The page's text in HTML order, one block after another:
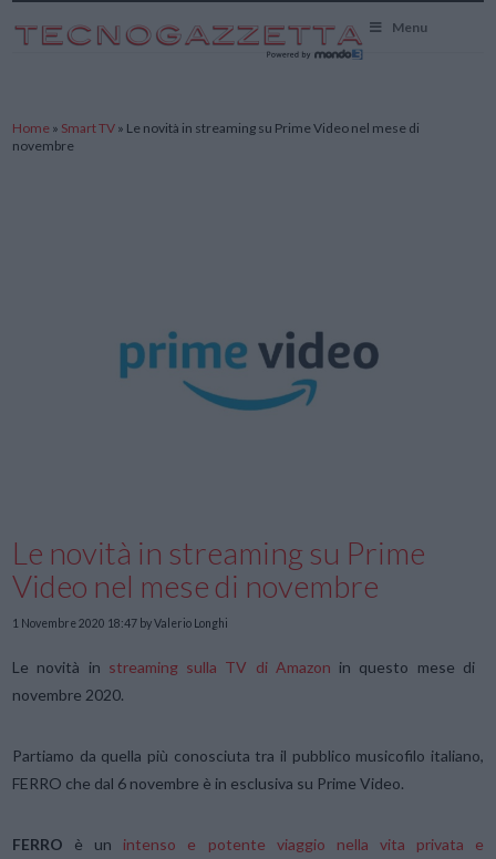
Menu
Home » Smart TV » Le novità in streaming su Prime Video nel mese di
novembre
Le novità in streaming su Prime
Video nel mese di novembre
1 Novembre 2020 18:47 by Valerio Longhi
Le novità in streaming sulla TV di Amazon in questo mese di
novembre 2020.
Partiamo da quella più conosciuta tra il pubblico musicofilo italiano,
FERRO che dal 6 novembre è in esclusiva su Prime Video.
FERRO è un intenso e potente viaggio nella vita privata e